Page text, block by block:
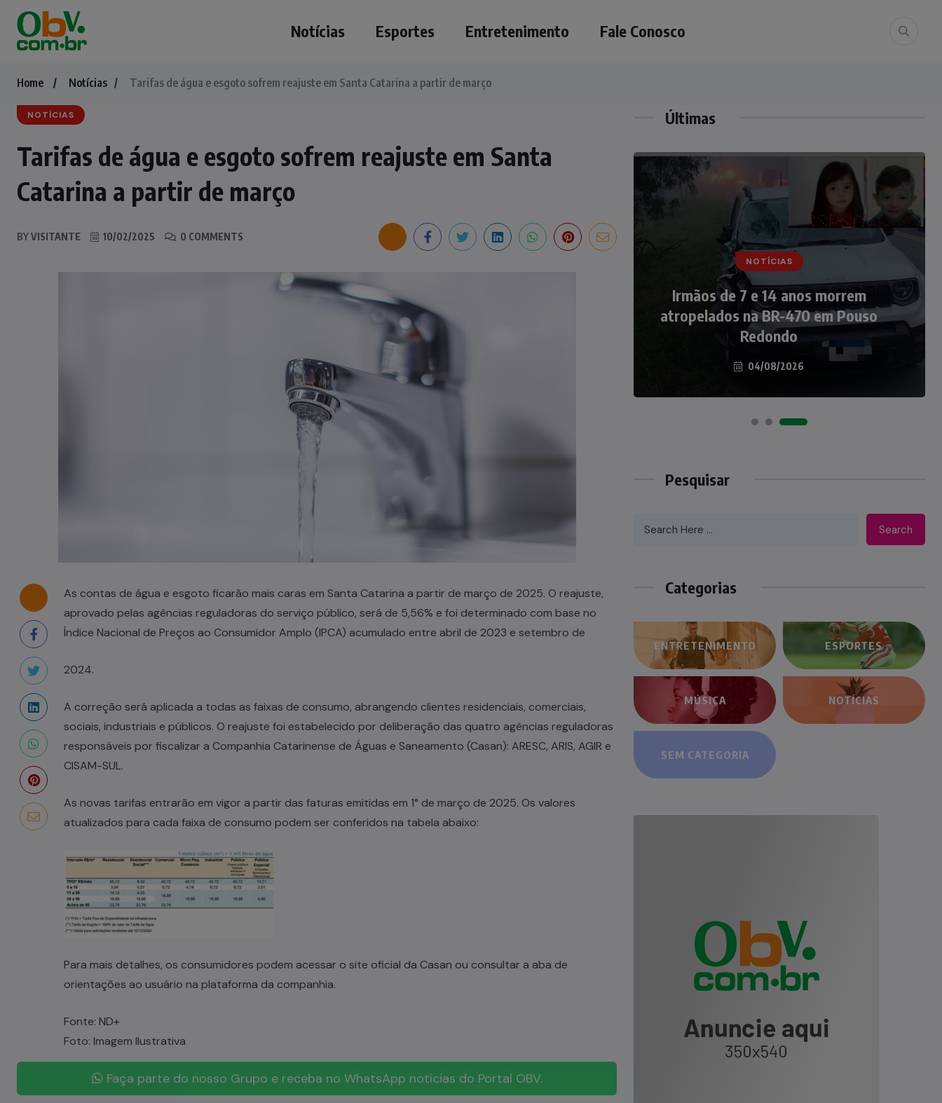
Notícias Esportes Entretenimento Fale Conosco
Home Notícias Tarifas de água e esgoto sofrem reajuste em Santa Catarina a partir de março
NOTÍCIAS
Tarifas de água e esgoto sofrem reajuste em Santa
Catarina a partir de março
BYVISITANTE 10/02/2025 0 COMMENTS
As contas de água e esgoto ficarão mais caras em Santa Catarina a partir de março de 2025. O reajuste,
aprovado pelas agências reguladoras do serviço público, será de 5,56% e foi determinado com base no
Índice Nacional de Preços ao Consumidor Amplo (IPCA) acumulado entre abril de 2023 e setembro de
2024.
A correção será aplicada a todas as faixas de consumo, abrangendo clientes residenciais, comerciais,
sociais, industriais e públicos. O reajuste foi estabelecido por deliberação das quatro agências reguladoras
responsáveis por fiscalizar a Companhia Catarinense de Águas e Saneamento (Casan): ARESC, ARIS, AGIR e
CISAM-SUL.
As novas tarifas entrarão em vigor a partir das faturas emitidas em 1° de março de 2025. Os valores
atualizados para cada faixa de consumo podem ser conferidos na tabela abaixo:
Para mais detalhes, os consumidores podem acessar o site oficial da Casan ou consultar a aba de
orientações ao usuário na plataforma da companhia.
Fonte: ND+
Foto: Imagem Ilustrativa
Faça parte do nosso Grupo e receba no WhatsApp notícias do Portal OBV.
Últimas
NOTÍCIAS
Irmãos de 7 e 14 anos morrem
atropelados na BR-470 em Pouso
Redondo
04/08/2026
NOTÍCIAS
Nádia Menegazzi leva o nome de
Taió ao palco do Programa Silvio
Santos
07/08/2026
Pesquisar
Search
Categorias
ENTRETENIMENTO ESPORTES
MÚSICA NOTÍCIAS
SEM CATEGORIA